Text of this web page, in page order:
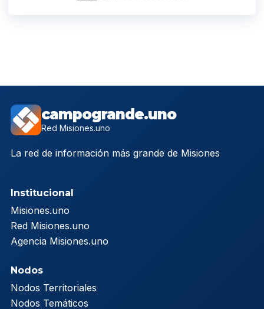
campogrande.uno
Red Misiones.uno
La red de información más grande de Misiones
Institucional
Misiones.uno
Red Misiones.uno
Agencia Misiones.uno
Nodos
Nodos Territoriales
Nodos Temáticos